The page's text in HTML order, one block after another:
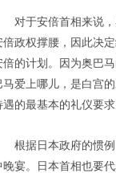
对于安倍首相来说
倍政权撑腰，因此决
倍的计划。因为奥巴
马爱上哪儿，是白宫
遇的最基本的礼仪要求
根据日本政府的惯
晚宴。日本首相也要